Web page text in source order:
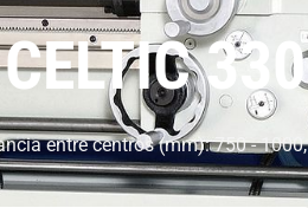
330
entre centros (mm): 750 -